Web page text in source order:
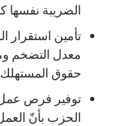
الضريبة نفسها
تأمين
معدل التضخم
حقوق المستهلك
توفير فرص عمل
الحزب بأنّ